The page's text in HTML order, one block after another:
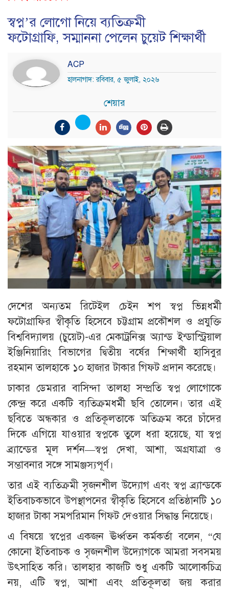
স্বপ্ন’র লোগো নিয়ে ব্যতিক্রমী
ফটোগ্রাফি, সম্মাননা পেলেন চুয়েট শিক্ষার্থী
ACP
হালনাগাদ: রবিবার, ৫ জুলাই, ২০২৬
শেয়ার
দেশের অন্যতম রিটেইল চেইন শপ স্বপ্ন ভিন্নধর্মী
ফটোগ্রাফির স্বীকৃতি হিসেবে চট্টগ্রাম প্রকৌশল ও প্রযুক্তি
বিশ্ববিদ্যালয় (চুয়েট)-এর মেকাট্রনিক্স অ্যান্ড ইন্ডাস্ট্রিয়াল
ইঞ্জিনিয়ারিং বিভাগের দ্বিতীয় বর্ষের শিক্ষার্থী হাসিবুর
রহমান তালহাকে ১০ হাজার টাকার গিফট প্রদান করেছে।
ঢাকার ডেমরার বাসিন্দা তালহা সম্প্রতি স্বপ্ন লোগোকে
কেন্দ্র করে একটি ব্যতিক্রমধর্মী ছবি তোলেন। তার এই
ছবিতে অন্ধকার ও প্রতিকূলতাকে অতিক্রম করে চাঁদের
দিকে এগিয়ে যাওয়ার স্বপ্নকে তুলে ধরা হয়েছে, যা স্বপ্ন
ব্র্যান্ডের মূল দর্শন—স্বপ্ন দেখা, আশা, অগ্রযাত্রা ও
সম্ভাবনার সঙ্গে সামঞ্জস্যপূর্ণ।
তার এই ব্যতিক্রমী সৃজনশীল উদ্যোগ এবং স্বপ্ন ব্র্যান্ডকে
ইতিবাচকভাবে উপস্থাপনের স্বীকৃতি হিসেবে প্রতিষ্ঠানটি ১০
হাজার টাকা সমপরিমান গিফট দেওয়ার সিদ্ধান্ত নিয়েছে।
এ বিষয়ে স্বপ্নের একজন ঊর্ধ্বতন কর্মকর্তা বলেন, “যে
কোনো ইতিবাচক ও সৃজনশীল উদ্যোগকে আমরা সবসময়
উৎসাহিত করি। তালহার কাজটি শুধু একটি আলোকচিত্র
নয়, এটি স্বপ্ন, আশা এবং প্রতিকূলতা জয় করার